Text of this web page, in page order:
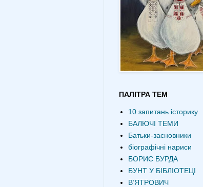
ПАЛІТРА ТЕМ
10 запитань історику
БАЛЮЧІ ТЕМИ
Батьки-засновники
біографічні нариси
БОРИС БУРДА
БУНТ У БІБЛІОТЕЦІ
В‘ЯТРОВИЧ